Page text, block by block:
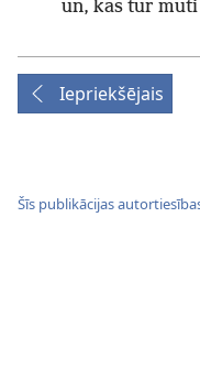
un, kas tur
Iepriekšējais
Šīs publikācijas